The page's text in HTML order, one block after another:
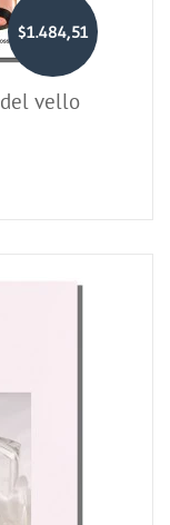
$1.484,51
vello